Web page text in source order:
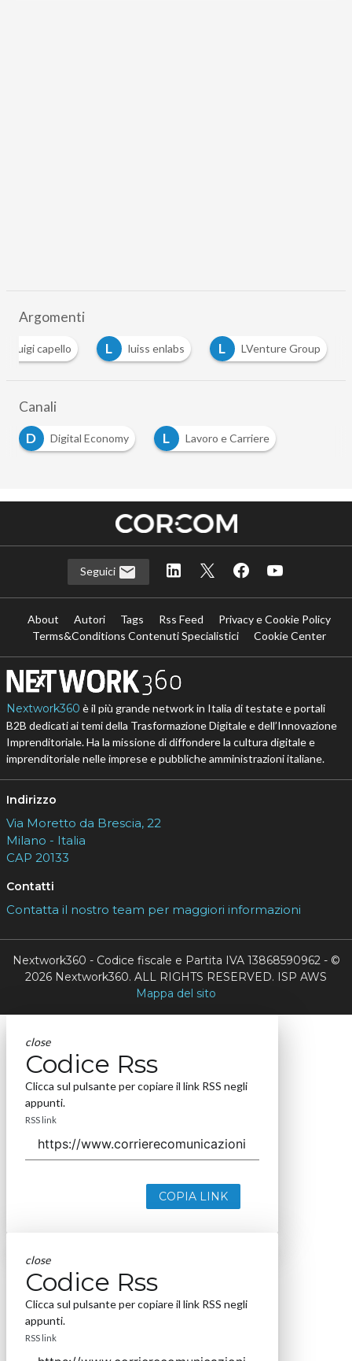
Argomenti
luigi capello L luiss enlabs L LVenture Group
Canali
D
Digital Economy L Lavoro e Carriere
Seguici
About Autori Tags Rss Feed
Privacy e Cookie Policy
Terms&Conditions Contenuti Specialistici
Cookie Center
Nextwork360 è il più grande network in Italia di testate e portali
B2B dedicati ai temi della Trasformazione Digitale e dell’Innovazione
Imprenditoriale. Ha la missione di diffondere la cultura digitale e
imprenditoriale nelle imprese e pubbliche amministrazioni italiane.
Indirizzo
Via Moretto da Brescia, 22
Milano - Italia
CAP 20133
Contatti
Contatta il nostro team per maggiori informazioni
Nextwork360 - Codice fiscale e Partita IVA 13868590962 - ©
2026 Nextwork360. ALL RIGHTS RESERVED. ISP AWS
Mappa del sito
close
Codice Rss
Clicca sul pulsante per copiare il link RSS negli
appunti.
RSS link
COPIA LINK
close
Codice Rss
Clicca sul pulsante per copiare il link RSS negli
appunti.
RSS link